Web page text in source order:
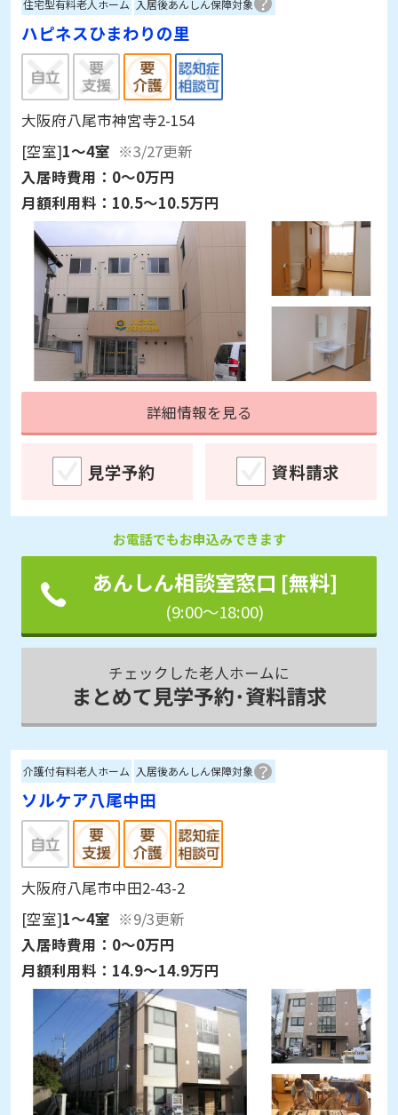
住宅型有料老人ホーム 入居後あんしん保障対象
ハピネスひまわりの里
大阪府八尾市神宮寺2-154
[空室]1～4室 ※3/27更新
入居時費用： 0～0万円
月額利用料： 10.5～10.5万円
詳細情報を見る
見学予約 資料請求
お電話でもお申込みできます
あんしん相談室窓口 [無料]
(9:00～18:00)
チェックした老人ホームに
まとめて見学予約･資料請求
介護付有料老人ホーム 入居後あんしん保障対象
ソルケア八尾中田
大阪府八尾市中田2-43-2
[空室]1～4室 ※9/3更新
入居時費用： 0～0万円
月額利用料： 14.9～14.9万円